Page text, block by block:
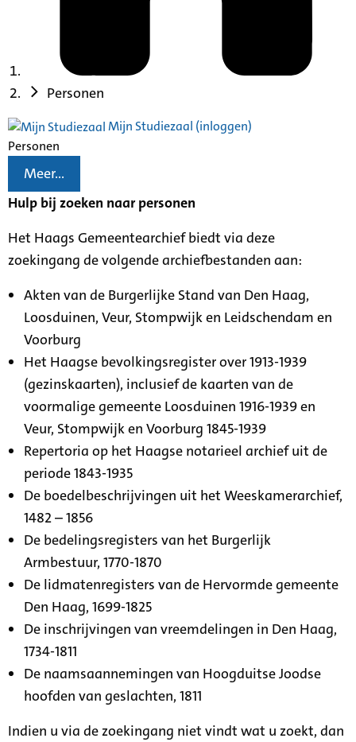
Personen
Mijn Studiezaal (inloggen)
Personen
Meer...
Hulp bij zoeken naar personen
Het Haags Gemeentearchief biedt via deze
zoekingang de volgende archiefbestanden aan:
Akten van de Burgerlijke Stand van Den Haag,
Loosduinen, Veur, Stompwijk en Leidschendam en
Voorburg
Het Haagse bevolkingsregister over 1913-1939
(gezinskaarten), inclusief de kaarten van de
voormalige gemeente Loosduinen 1916-1939 en
Veur, Stompwijk en Voorburg 1845-1939
Repertoria op het Haagse notarieel archief uit de
periode 1843-1935
De boedelbeschrijvingen uit het Weeskamerarchief,
1482 – 1856
De bedelingsregisters van het Burgerlijk
Armbestuur, 1770-1870
De lidmatenregisters van de Hervormde gemeente
Den Haag, 1699-1825
De inschrijvingen van vreemdelingen in Den Haag,
1734-1811
De naamsaannemingen van Hoogduitse Joodse
hoofden van geslachten, 1811
Indien u via de zoekingang niet vindt wat u zoekt, dan